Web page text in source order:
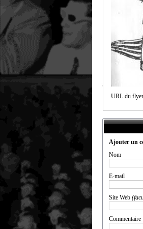
URL du
Ajouter un
Nom
E-mail
Site Web
Commentaire